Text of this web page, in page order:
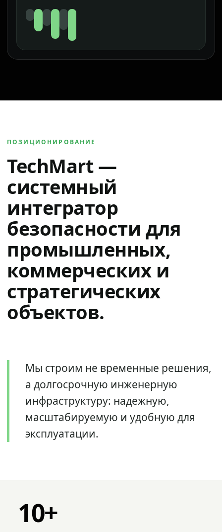
ПОЗИЦИОНИРОВАНИЕ
TechMart —
системный
интегратор
безопасности для
промышленных,
коммерческих и
стратегических
объектов.
Мы строим не временные решения,
а долгосрочную инженерную
инфраструктуру: надежную,
масштабируемую и удобную для
эксплуатации.
10+